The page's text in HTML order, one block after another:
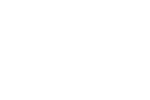
w
badawczym!
testom
kolejny test, wykonany
Semko AB. Intertek Semko
zajmujące się m.in.